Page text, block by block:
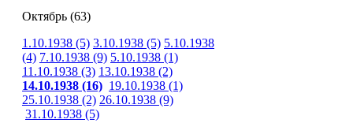
Октябрь (63)
1.10.1938 (5) 3.10.1938 (5) 5.10.1938
(4) 7.10.1938 (9) 5.10.1938 (1)
11.10.1938 (3) 13.10.1938 (2)
14.10.1938 (16) 19.10.1938 (1)
25.10.1938 (2) 26.10.1938 (9)
31.10.1938 (5)